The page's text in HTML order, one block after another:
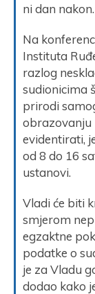
ni dan nakon.
Na
Instituta
razlog
sudionicima
prirodi
obrazovanju
evidentirati,
od 8 do 16
ustanovi.
Vladi će biti
smjerom
egzaktne
podatke o
je za Vladu
dodao kako